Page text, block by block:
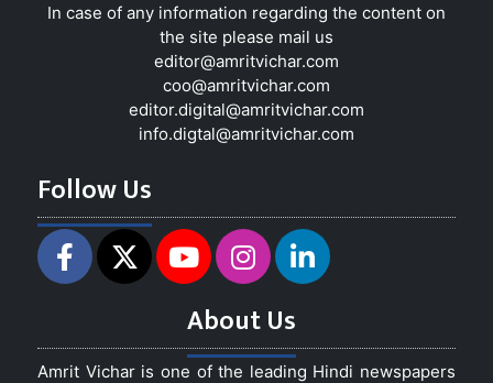
In case of any information regarding the content on
the site please mail us
editor@amritvichar.com
coo@amritvichar.com
editor.digital@amritvichar.com
info.digtal@amritvichar.com
Follow Us
About Us
Amrit Vichar is one of the leading Hindi newspapers